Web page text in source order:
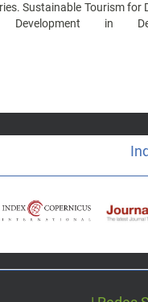
Sustainable Tourism for
in